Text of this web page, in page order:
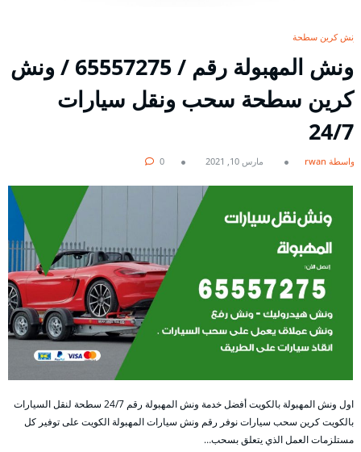
ونش كرين سطحة
ونش المهبولة رقم / 65557275 / ونش
كرين سطحة سحب ونقل سيارات
24/7
بواسطة rwan مارس 10, 2021 0
اول ونش المهبولة بالكويت أفضل خدمة ونش المهبولة رقم 24/7 سطحة لنقل السيارات
بالكويت كرين سحب سيارات نوفر رقم ونش سيارات المهبولة الكويت على توفير كل
مستلزمات العمل الذي يتعلق بسحب…